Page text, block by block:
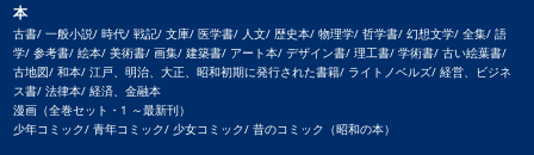
本
古書/ 一般小説/ 時代/ 戦記/ 文庫/ 医学書/ 人文/ 歴史本/ 物理学/ 哲学書/ 幻想文学/ 全集/ 語
学/ 参考書/ 絵本/ 美術書/ 画集/ 建築書/ アート本/ デザイン書/ 理工書/ 学術書/ 古い絵葉書/
古地図/ 和本/ 江戸、明治、大正、昭和初期に発行された書籍/ ライトノベルズ/ 経営、ビジネ
ス書/ 法律本/ 経済、金融本
漫画（全巻セット・1 ～最新刊）
少年コミック/ 青年コミック/ 少女コミック/ 昔のコミック（昭和の本）